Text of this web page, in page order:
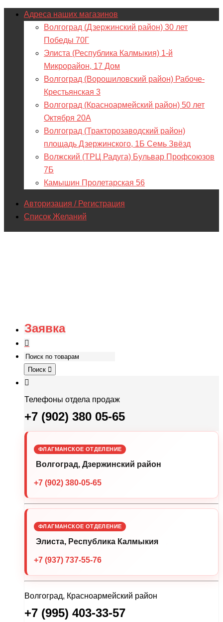
Адреса наших магазинов
Волгоград (Дзержинский район) 30 лет
Победы 70Г
Элиста (Республика Калмыкия) 1-й
Микрорайон, 17 Дом
Волгоград (Ворошиловский район) Рабоче-
Крестьянская 3
Волгоград (Красноармейский район) 50 лет
Октября 20А
Волгоград (Тракторозаводский район)
площадь Дзержинского, 1Б Семь Звёзд
Волжский (ТРЦ Радуга) Бульвар Профсоюзов
7Б
Камышин Пролетарская 56
Авторизация / Регистрация
Список Желаний
Заявка
Поиск
Телефоны отдела продаж
+7 (902) 380 05-65
ФЛАГМАНСКОЕ ОТДЕЛЕНИЕ
Волгоград, Дзержинский район
+7 (902) 380-05-65
ФЛАГМАНСКОЕ ОТДЕЛЕНИЕ
Элиста, Республика Калмыкия
+7 (937) 737-55-76
Волгоград, Красноармейский район
+7 (995) 403-33-57